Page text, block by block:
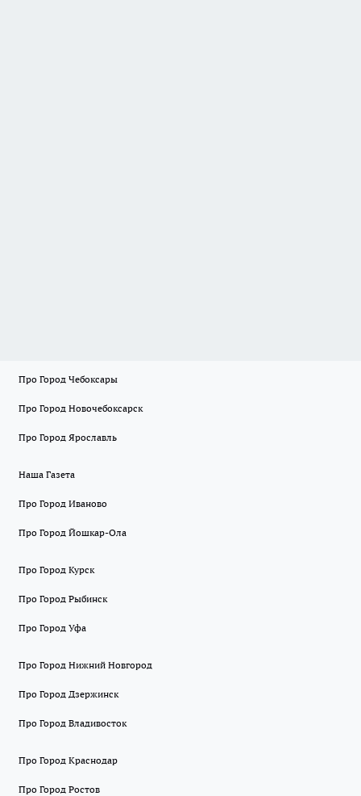
Про Город Чебоксары
Про Город Новочебоксарск
Про Город Ярославль
Наша Газета
Про Город Иваново
Про Город Йошкар-Ола
Про Город Курск
Про Город Рыбинск
Про Город Уфа
Про Город Нижний Новгород
Про Город Дзержинск
Про Город Владивосток
Про Город Краснодар
Про Город Ростов